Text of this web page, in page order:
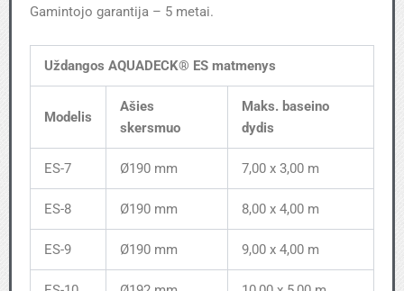
Gamintojo garantija – 5 metai.
Uždangos AQUADECK® ES matmenys
Modelis
Ašies
skersmuo
Maks. baseino
dydis
ES-7 Ø190 mm 7,00 x 3,00 m
ES-8 Ø190 mm 8,00 x 4,00 m
ES-9 Ø190 mm 9,00 x 4,00 m